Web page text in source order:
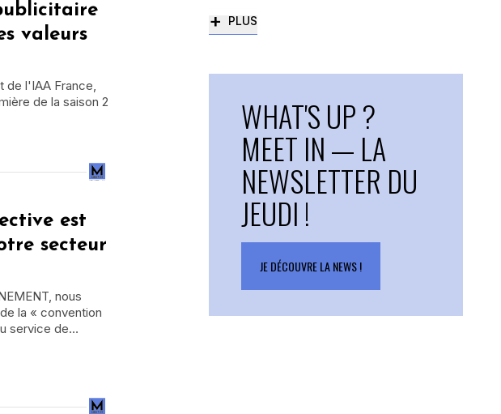
valeurs
de l'IAA France,
de la saison 2
est
secteur
nous
la « convention
service de…
+ PLUS
WHAT'S UP ?
MEET IN — LA
NEWSLETTER DU
JEUDI !
JE DÉCOUVRE LA NEWS !